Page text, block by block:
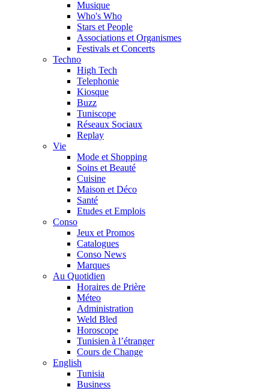
Musique
Who's Who
Stars et People
Associations et Organismes
Festivals et Concerts
Techno
High Tech
Telephonie
Kiosque
Buzz
Tuniscope
Réseaux Sociaux
Replay
Vie
Mode et Shopping
Soins et Beauté
Cuisine
Maison et Déco
Santé
Etudes et Emplois
Conso
Jeux et Promos
Catalogues
Conso News
Marques
Au Quotidien
Horaires de Prière
Méteo
Administration
Weld Bled
Horoscope
Tunisien à l’étranger
Cours de Change
English
Tunisia
Business